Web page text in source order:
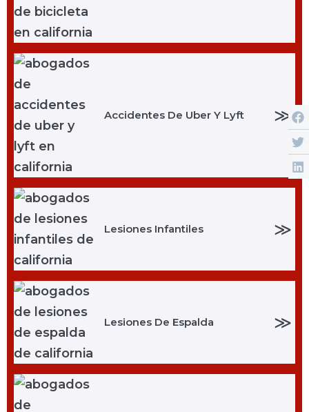
Accidentes De Uber Y Lyft ≫
Lesiones Infantiles ≫
Lesiones De Espalda ≫